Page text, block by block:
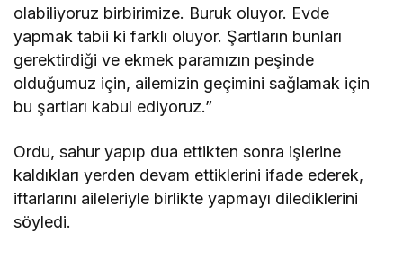
olabiliyoruz birbirimize. Buruk oluyor. Evde
yapmak tabii ki farklı oluyor. Şartların bunları
gerektirdiği ve ekmek paramızın peşinde
olduğumuz için, ailemizin geçimini sağlamak için
bu şartları kabul ediyoruz.”
Ordu, sahur yapıp dua ettikten sonra işlerine
kaldıkları yerden devam ettiklerini ifade ederek,
iftarlarını aileleriyle birlikte yapmayı dilediklerini
söyledi.